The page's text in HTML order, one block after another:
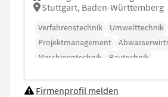
Stuttgart, Baden-Württemberg
Verfahrenstechnik
Umwelttechnik
Projektmanagement
Maschinentechnik
Bautechnik
Firmenprofil melden